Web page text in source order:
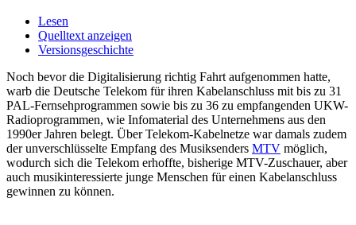
Lesen
Quelltext anzeigen
Versionsgeschichte
Noch bevor die Digitalisierung richtig Fahrt aufgenommen hatte,
warb die Deutsche Telekom für ihren Kabelanschluss mit bis zu 31
PAL-Fernsehprogrammen sowie bis zu 36 zu empfangenden UKW-
Radioprogrammen, wie Infomaterial des Unternehmens aus den
1990er Jahren belegt. Über Telekom-Kabelnetze war damals zudem
der unverschlüsselte Empfang des Musiksenders MTV möglich,
wodurch sich die Telekom erhoffte, bisherige MTV-Zuschauer, aber
auch musikinteressierte junge Menschen für einen Kabelanschluss
gewinnen zu können.